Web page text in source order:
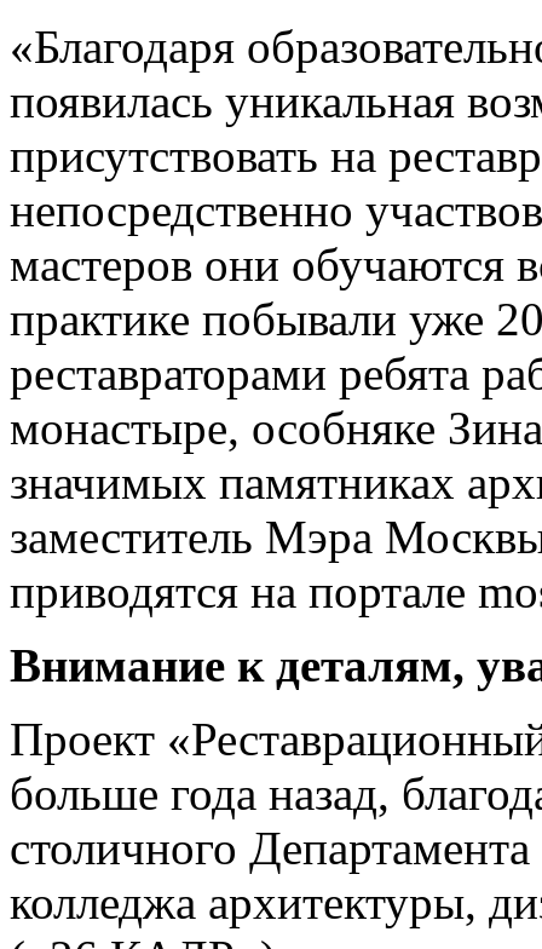
«Благодаря
появилась уникальная
присутствовать на
непосредственно
мастеров они обучаются
практике побывали уже
реставраторами ребята
монастыре, особняке
значимых памятниках
заместитель Мэра
приводятся на портале
Внимание к деталям,
Проект
больше года назад,
столичного
колледжа архитектуры,